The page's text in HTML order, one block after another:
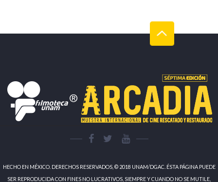
HECHO EN MÉXICO. DERECHOS RESERVADOS, © 2018 UNAM/DGAC. ÉSTA PÁGINA PUEDE
SER REPRODUCIDA CON FINES NO LUCRATIVOS, SIEMPRE Y CUANDO NO SE MUTILE,